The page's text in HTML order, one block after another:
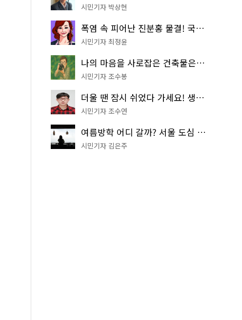
시민기자 박상현
폭염 속 피어난 진분홍 물결! 국립중앙박물관 배롱나무 명소
시민기자 최정윤
나의 마음을 사로잡은 건축물은? '서울시 건축상' 수상작 공개!
시민기자 조수봉
더울 땐 잠시 쉬었다 가세요! 생수 냉장고부터 해피소·무더위쉼터까지
시민기자 조수연
여름방학 어디 갈까? 서울 도심 무료 실내 여행 코스 추천
시민기자 김은주